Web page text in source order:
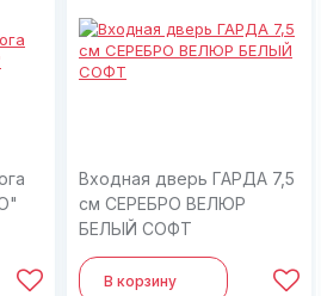
Входная дверь ГАРДА 7,5
см СЕРЕБРО ВЕЛЮР
БЕЛЫЙ СОФТ
В корзину